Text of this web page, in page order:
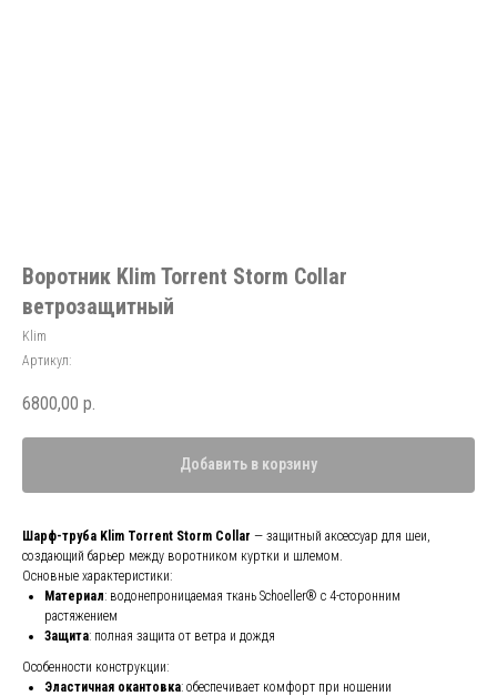
Воротник Klim Torrent Storm Collar
ветрозащитный
Klim
Артикул:
6800,00 р.
Добавить в корзину
Шарф-труба Klim Torrent Storm Collar — защитный аксессуар для шеи,
создающий барьер между воротником куртки и шлемом.
Основные характеристики:
Материал: водонепроницаемая ткань Schoeller® с 4-сторонним
растяжением
Защита: полная защита от ветра и дождя
Особенности конструкции:
Эластичная окантовка: обеспечивает комфорт при ношении